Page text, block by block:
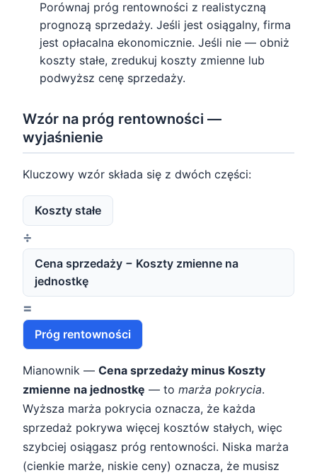
Porównaj próg rentowności z realistyczną
prognozą sprzedaży. Jeśli jest osiągalny, firma
jest opłacalna ekonomicznie. Jeśli nie — obniż
koszty stałe, zredukuj koszty zmienne lub
podwyższ cenę sprzedaży.
Wzór na próg rentowności —
wyjaśnienie
Kluczowy wzór składa się z dwóch części:
Koszty stałe
÷
Cena sprzedaży − Koszty zmienne na
jednostkę
=
Próg rentowności
Mianownik — Cena sprzedaży minus Koszty
zmienne na jednostkę — to marża pokrycia.
Wyższa marża pokrycia oznacza, że każda
sprzedaż pokrywa więcej kosztów stałych, więc
szybciej osiągasz próg rentowności. Niska marża
(cienkie marże, niskie ceny) oznacza, że musisz